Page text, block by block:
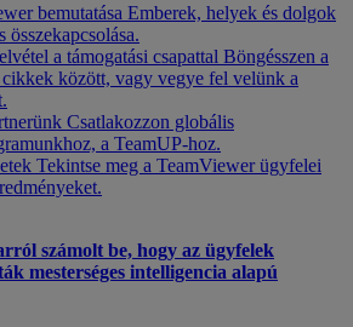
bemutatása Emberek, helyek és dolgok
összekapcsolása.
a támogatási csapattal Böngésszen a
cikkek között, vagy vegye fel velünk a
Csatlakozzon globális
a TeamUP-hoz.
Tekintse meg a TeamViewer ügyfelei
számolt be, hogy az ügyfelek
mesterséges intelligencia alapú